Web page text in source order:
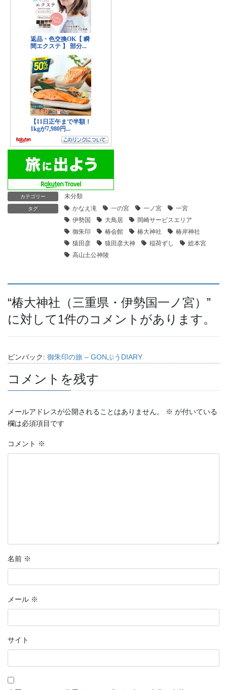
カテゴリー 未分類
タグ かなえ滝 一の宮 一ノ宮
一宮
伊勢国
大鳥居
岡崎サービスエリア
御朱印
椿会館 椿大神社
椿岸神社
猿田彦
猿田彦大神 稲荷ずし
総本宮
高山土公神陵
“椿大神社（三重県・伊勢国一ノ宮） ”
に対して1件のコメントがあります。
ピンバック: 御朱印の旅 – GONぷうDIARY
コメントを残す
メールアドレスが公開されることはありません。 ※ が付いている
欄は必須項目です
コメント ※
名前 ※
メール ※
サイト